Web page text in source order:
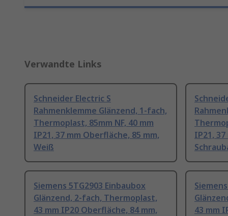
Verwandte Links
Schneider Electric S
Rahmenklemme Glänzend, 1-fach,
Thermoplast, 85mm NF, 40 mm
IP21, 37 mm Oberfläche, 85 mm,
Weiß
IP21, 37
Siemens 5TG2903 Einbaubox
Glänzend, 2-fach, Thermoplast,
43 mm IP20 Oberfläche, 84 mm,
43 mm